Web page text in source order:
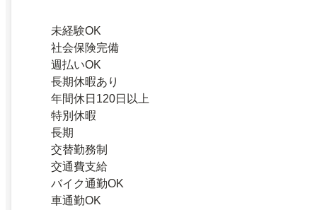
未経験OK
社会保険完備
週払いOK
長期休暇あり
年間休日120日以上
特別休暇
長期
交替勤務制
交通費支給
バイク通勤OK
車通勤OK